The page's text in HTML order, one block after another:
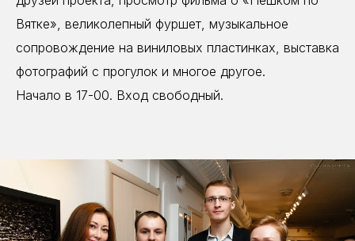
Вятке», великолепный фуршет, музыкальное
сопровождение на виниловых пластинках, выставка
фотографий с прогулок и многое другое.
Начало в 17-00. Вход свободный.